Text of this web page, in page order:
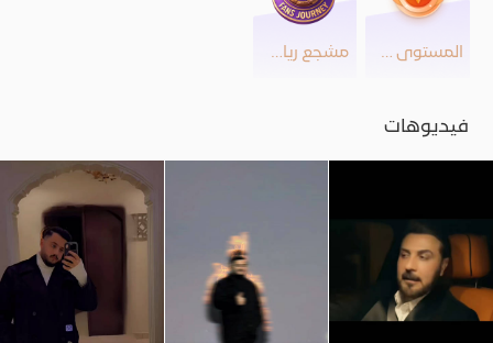
المستوى 26 مشجع رياضي
فيديوهات